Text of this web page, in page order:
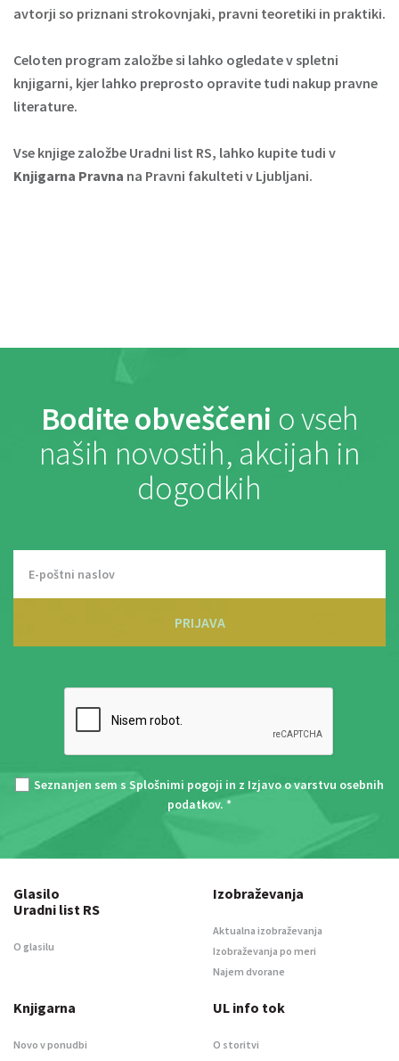
avtorji so priznani strokovnjaki, pravni teoretiki in praktiki.
Celoten program založbe si lahko ogledate v spletni
knjigarni, kjer lahko preprosto opravite tudi nakup pravne
literature.
Vse knjige založbe Uradni list RS, lahko kupite tudi v
Knjigarna Pravna na Pravni fakulteti v Ljubljani.
Bodite obveščeni o vseh
naših novostih, akcijah in
dogodkih
PRIJAVA
Seznanjen sem s Splošnimi pogoji in z Izjavo o varstvu osebnih
podatkov. *
Glasilo
Uradni list RS
O glasilu
Izobraževanja
Aktualna izobraževanja
Izobraževanja po meri
Najem dvorane
Knjigarna
Novo v ponudbi
UL info tok
O storitvi